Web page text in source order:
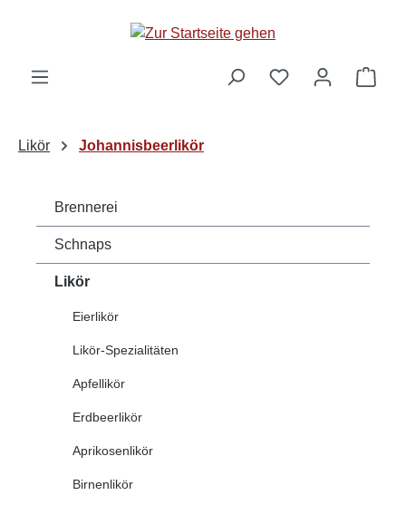
Likör Johannisbeerlikör
Brennerei
Schnaps
Likör
Eierlikör
Likör-Spezialitäten
Apfellikör
Erdbeerlikör
Aprikosenlikör
Birnenlikör